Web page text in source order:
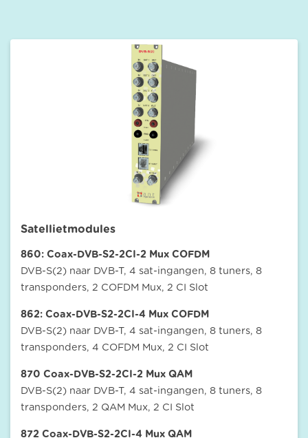
Satellietmodules
860: Coax-DVB-S2-2CI-2 Mux COFDM
DVB-S(2) naar DVB-T, 4 sat-ingangen, 8 tuners, 8
transponders, 2 COFDM Mux, 2 CI Slot
862: Coax-DVB-S2-2CI-4 Mux COFDM
DVB-S(2) naar DVB-T, 4 sat-ingangen, 8 tuners, 8
transponders, 4 COFDM Mux, 2 CI Slot
870 Coax-DVB-S2-2CI-2 Mux QAM
DVB-S(2) naar DVB-T, 4 sat-ingangen, 8 tuners, 8
transponders, 2 QAM Mux, 2 CI Slot
872 Coax-DVB-S2-2CI-4 Mux QAM